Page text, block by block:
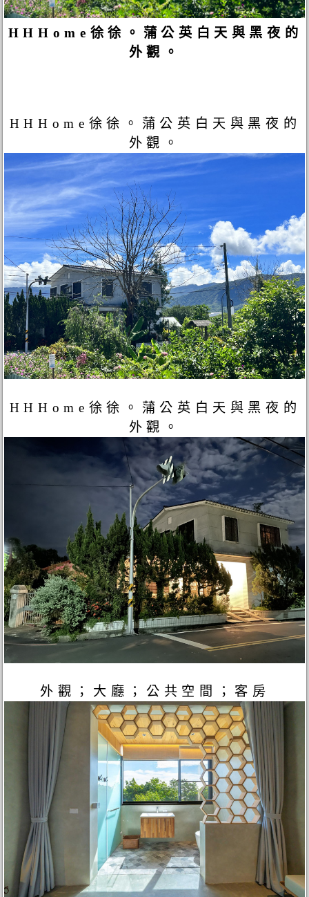
HHHome徐徐。蒲公英白天與黑夜的
外觀。
HHHome徐徐。蒲公英白天與黑夜的
外觀。
HHHome徐徐。蒲公英白天與黑夜的
外觀。
外觀；大廳；公共空間；客房